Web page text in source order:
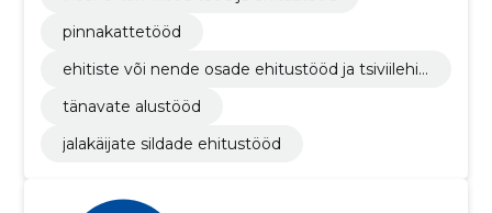
pinnakattetööd
ehitiste või nende osade ehitustööd ja tsiviilehit
tänavate alustööd
jalakäijate sildade ehitustööd